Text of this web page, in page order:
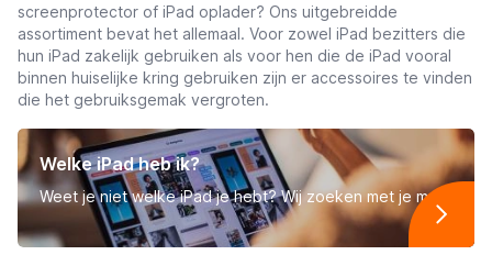
screenprotector of iPad oplader? Ons uitgebreidde
assortiment bevat het allemaal. Voor zowel iPad bezitters die
hun iPad zakelijk gebruiken als voor hen die de iPad vooral
binnen huiselijke kring gebruiken zijn er accessoires te vinden
die het gebruiksgemak vergroten.
Welke iPad heb ik?
Weet je niet welke iPad je hebt? Wij zoeken met je mee